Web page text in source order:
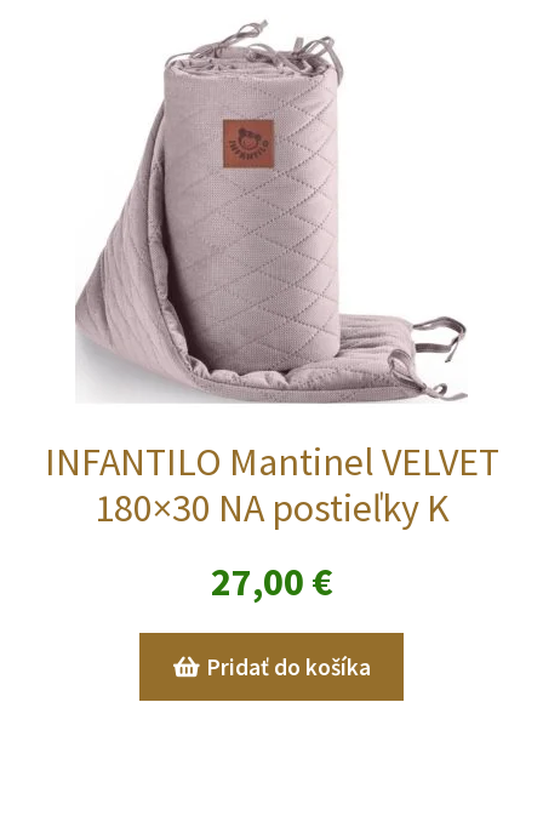
INFANTILO Mantinel VELVET
180×30 NA postieľky K
27,00 €
Pridať do košíka